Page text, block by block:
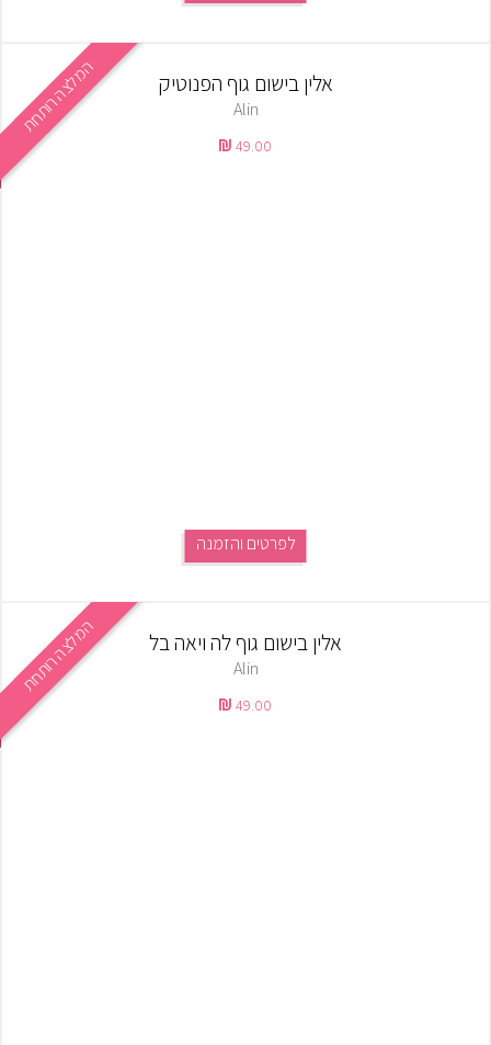
המלצה רותחת אלין בישום גוף הפנוטיק
Alin
49.00
לפרטים והזמנה
המלצה רותחת אלין בישום גוף לה ויאה בל
Alin
49.00